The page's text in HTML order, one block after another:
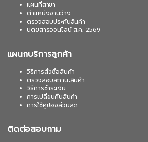
แผนที่สาขา
ตำแหน่งงานว่าง
ตรวจสอบประกันสินค้า
นิตยสารออนไลน์ ส.ค. 2569
แผนกบริการลูกค้า
วิธีการสั่งซื้อสินค้า
ตรวจสอบสถานะสินค้า
วิธีการชำระเงิน
การเปลี่ยนคืนสินค้า
การใช้คูปองส่วนลด
ติดต่อสอบถาม